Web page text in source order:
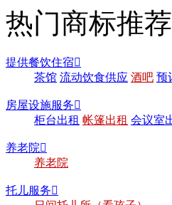
热门商标推荐
提供餐饮住宿
茶馆 流动饮食供应 酒吧 预
房屋设施服务
柜台出租 帐篷出租 会议室
养老院
养老院
托儿服务